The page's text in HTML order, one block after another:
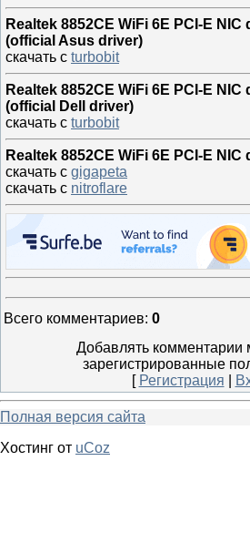
Realtek 8852CE WiFi 6E PCI-E NIC
(official Asus driver)
скачать с turbobit
Realtek 8852CE WiFi 6E PCI-E NIC
(official Dell driver)
скачать с turbobit
Realtek 8852CE WiFi 6E PCI-E NIC
скачать с gigapeta
скачать с nitroflare
Всего комментариев: 0
Добавлять комментарии
зарегистрированные
[ Регистрация
Полная версия сайта
Хостинг от uCoz